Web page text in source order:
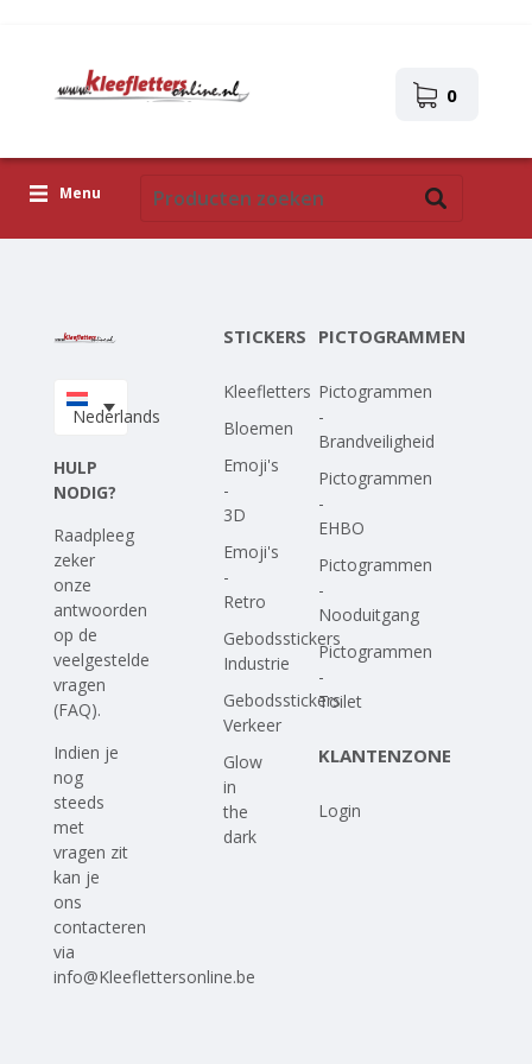
0
Menu
Upload je eigen ontwerp
Nederlands
HULP
NODIG?
Raadpleeg
zeker
onze
antwoorden
op de
veelgestelde
vragen
(FAQ).
Indien je
nog
steeds
met
vragen zit
kan je
ons
contacteren
via
info@Kleeflettersonline.be
STICKERS
Kleefletters
Bloemen
Emoji's
-
3D
Emoji's
-
Retro
Gebodsstickers
Industrie
Gebodsstickers
Verkeer
Glow
in
the
dark
PICTOGRAMMEN
Pictogrammen
-
Brandveiligheid
Pictogrammen
-
EHBO
Pictogrammen
-
Nooduitgang
Pictogrammen
-
Toilet
KLANTENZONE
Login